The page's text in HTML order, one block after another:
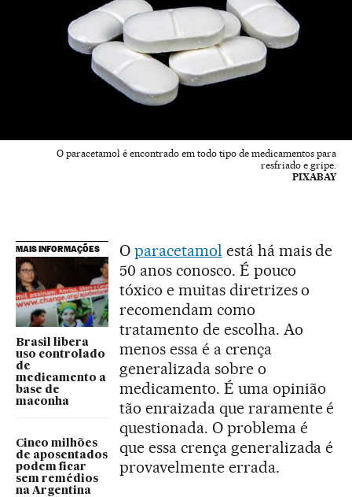
O paracetamol é encontrado em todo tipo de medicamentos para
resfriado e gripe.
PIXABAY
MAIS INFORMAÇÕES
Brasil libera
uso controlado
de
medicamento a
base de
maconha
Cinco milhões
de aposentados
podem ficar
sem remédios
na Argentina
O paracetamol está há mais de
50 anos conosco. É pouco
tóxico e muitas diretrizes o
recomendam como
tratamento de escolha. Ao
menos essa é a crença
generalizada sobre o
medicamento. É uma opinião
tão enraizada que raramente é
questionada. O problema é
que essa crença generalizada é
provavelmente errada.